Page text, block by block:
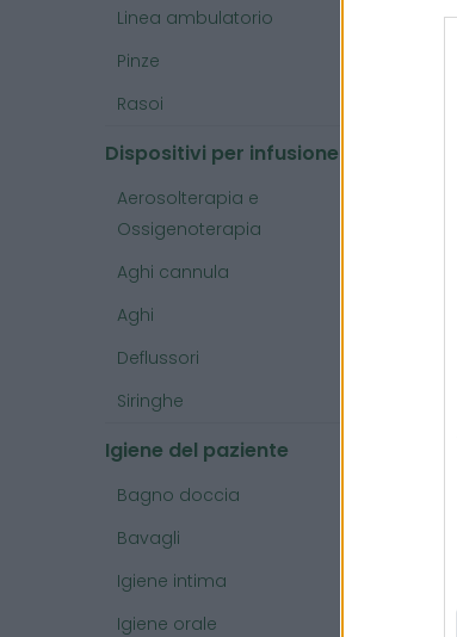
Linea ambulatorio
Pinze
Rasoi
Dispositivi per infusione
Aerosolterapia e
Ossigenoterapia
Aghi cannula
Aghi
Deflussori
Siringhe
Igiene del paziente
Bagno doccia
Bavagli
Igiene intima
Igiene orale